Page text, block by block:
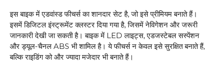
इस बाइक में एडवांस्ड फीचर्स का शानदार सेट है, जो इसे प्रीमियम बनाते हैं।
इसमें डिजिटल इंस्ट्रूमेंट क्लस्टर दिया गया है, जिसमें नेविगेशन और जरूरी
जानकारी देखी जा सकती है। बाइक में LED लाइट्स, एडजस्टेबल सस्पेंशन
और ड्यूल-चैनल ABS भी शामिल है। ये फीचर्स न केवल इसे सुरक्षित बनाते हैं,
बल्कि राइडिंग को और ज्यादा मजेदार भी बनाते हैं।